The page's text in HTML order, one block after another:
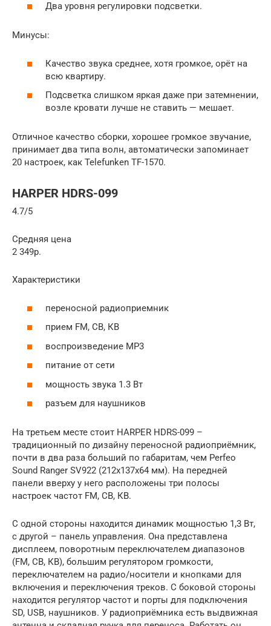
Два уровня регулировки подсветки.
Минусы:
Качество звука среднее, хотя громкое, орёт на
всю квартиру.
Подсветка слишком яркая даже при затемнении,
возле кровати лучше не ставить — мешает.
Отличное качество сборки, хорошее громкое звучание,
принимает два типа волн, автоматически запоминает
20 настроек, как Telefunken TF-1570.
HARPER HDRS-099
4.7/5
Средняя цена
2 349р.
Характеристики
переносной радиоприемник
прием FM, СВ, КВ
воспроизведение MP3
питание от сети
мощность звука 1.3 Вт
разъем для наушников
На третьем месте стоит HARPER HDRS-099 –
традиционный по дизайну переносной радиоприёмник,
почти в два раза больший по габаритам, чем Perfeo
Sound Ranger SV922 (212х137х64 мм). На передней
панели вверху у него расположены три полосы
настроек частот FM, СВ, КВ.
С одной стороны находится динамик мощностью 1,3 Вт,
с другой – панель управления. Она представлена
дисплеем, поворотным переключателем диапазонов
(FM, СВ, КВ), большим регулятором громкости,
переключателем на радио/носители и кнопками для
включения и переключения треков. С боковой стороны
находится регулятор частот и порты для подключения
SD, USB, наушников. У радиоприёмника есть выдвижная